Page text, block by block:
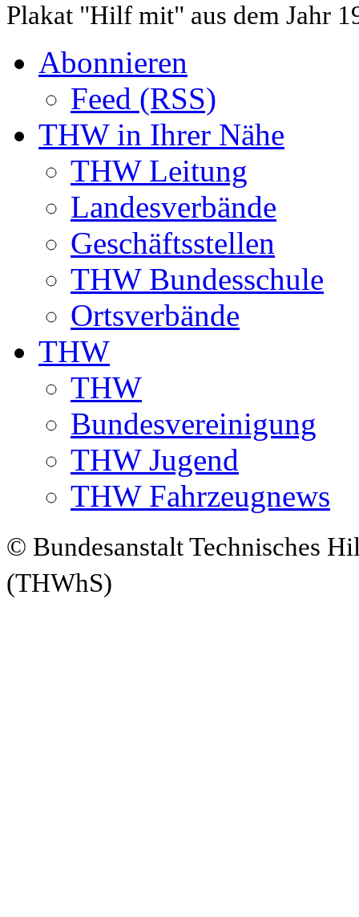
Plakat "Hilf mit" aus dem Jahr
Abonnieren
Feed (RSS)
THW in Ihrer Nähe
THW Leitung
Landesverbände
Geschäftsstellen
THW Bundesschule
Ortsverbände
THW
THW
Bundesvereinigung
THW Jugend
THW Fahrzeugnews
© Bundesanstalt Technisches
(THWhS)